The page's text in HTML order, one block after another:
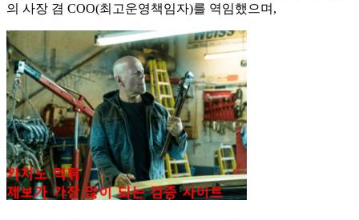
의 사장 겸 COO(최고운영책임자)를 역임했으며,